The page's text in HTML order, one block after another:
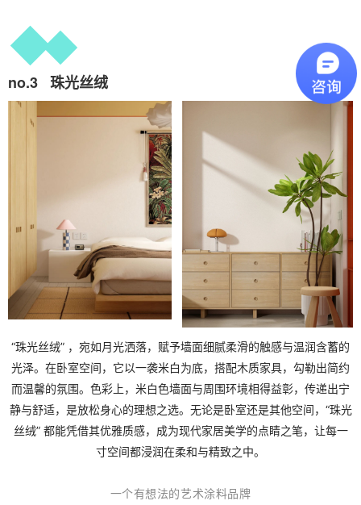
no.3 珠光丝绒
“珠光丝绒” ， 宛如月光洒落， 赋予墙面细腻柔滑的触感与温润含蓄的
光泽。 在卧室空间 ， 它以一袭米白为底， 搭配木质家具， 勾勒出简约
而温馨的氛围。 色彩 上， 米白色墙面与周 围环境相得益彰， 传递出宁
静与舒适， 是放松身心的理想之选。 无论是卧室还是其他空间 ， “珠光
丝绒” 都能凭借其优雅质感， 成为现代家居美学的点睛之笔， 让每一
寸空间都浸润在柔和与精致之中。
一个有想法的艺术涂料品牌